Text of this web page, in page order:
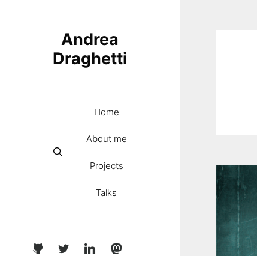
Andrea
Draghetti
Home
About me
Projects
Talks